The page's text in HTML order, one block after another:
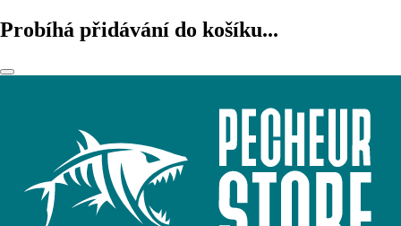
Probíhá přidávání do košíku...